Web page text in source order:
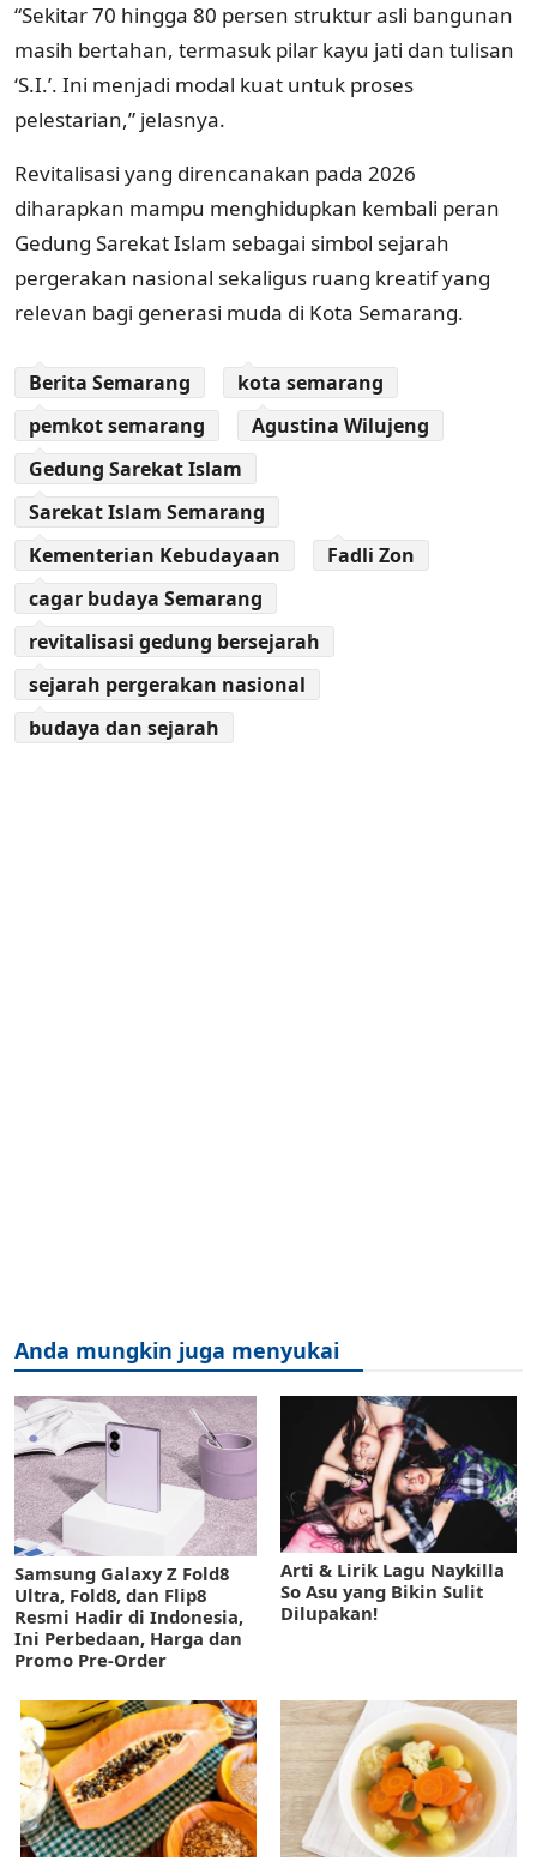
“Sekitar 70 hingga 80 persen struktur asli bangunan
masih bertahan, termasuk pilar kayu jati dan tulisan
‘S.I.’. Ini menjadi modal kuat untuk proses
pelestarian,” jelasnya.
Revitalisasi yang direncanakan pada 2026
diharapkan mampu menghidupkan kembali peran
Gedung Sarekat Islam sebagai simbol sejarah
pergerakan nasional sekaligus ruang kreatif yang
relevan bagi generasi muda di Kota Semarang.
Berita Semarang
kota semarang
pemkot semarang
Agustina Wilujeng
Gedung Sarekat Islam
Sarekat Islam Semarang
Kementerian Kebudayaan
Fadli Zon
cagar budaya Semarang
revitalisasi gedung bersejarah
sejarah pergerakan nasional
budaya dan sejarah
Anda mungkin juga menyukai
Samsung Galaxy Z Fold8
Ultra, Fold8, dan Flip8
Resmi Hadir di Indonesia,
Ini Perbedaan, Harga dan
Promo Pre-Order
Arti & Lirik Lagu Naykilla
So Asu yang Bikin Sulit
Dilupakan!